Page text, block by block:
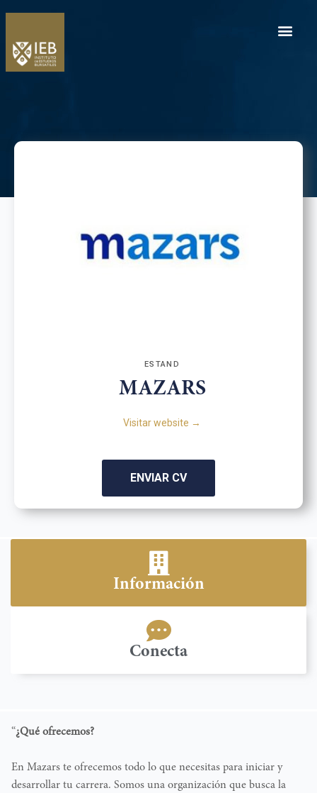
ESTAND
MAZARS
Visitar website →
ENVIAR CV
Información
Conecta
“¿Qué ofrecemos?
En Mazars te ofrecemos todo lo que necesitas para iniciar y
desarrollar tu carrera. Somos una organización que busca la